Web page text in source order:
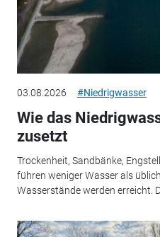
03.08.2026 #Niedrigwasser
Wie das
zusetzt
Trockenheit, Sandbänke,
führen weniger Wasser als
Wasserstände werden erreicht.